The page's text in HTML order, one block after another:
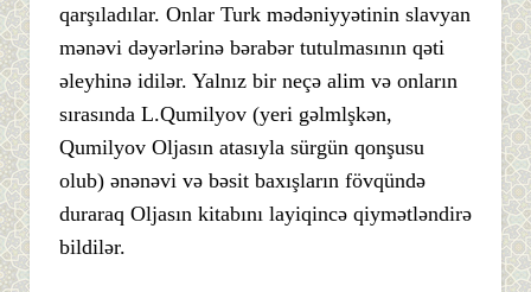
qarşıladılar. Onlar Turk mədəniyyətinin slavyan
mənəvi dəyərlərinə bərabər tutulmasının qəti
əleyhinə idilər. Yalnız bir neçə alim və onların
sırasında L.Qumilyov (yeri gəlmlşkən,
Qumilyov Oljasın atasıyla sürgün qonşusu
olub) ənənəvi və bəsit baxışların fövqündə
duraraq Oljasın kitabını layiqincə qiymətləndirə
bildilər.